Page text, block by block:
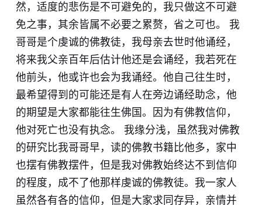
然，适度的悲伤是不可避免的，我只做这不可避
免之事，其余皆属不必要之累赘，省之可也。 我
哥哥是个虔诚的佛教徒，我母亲去世时他诵经，
将来我父亲百年后估计他还是会诵经，我若死在
他前头，他或许也会为我诵经。他自己往生时，
最希望得到的可能还是有人在旁边诵经助念，他
的期望是大家都能往生佛国。因为有佛教信仰，
他对死亡也没有执念。 我缘分浅，虽然我对佛教
的研究比我哥哥早，读的佛教书籍比他多，家中
也摆有佛教摆件，但是我对佛教始终达不到信仰
的程度，成不了他那样虔诚的佛教徒。我一家人
虽然各有各的信仰，但是大家求同存异，亲情并